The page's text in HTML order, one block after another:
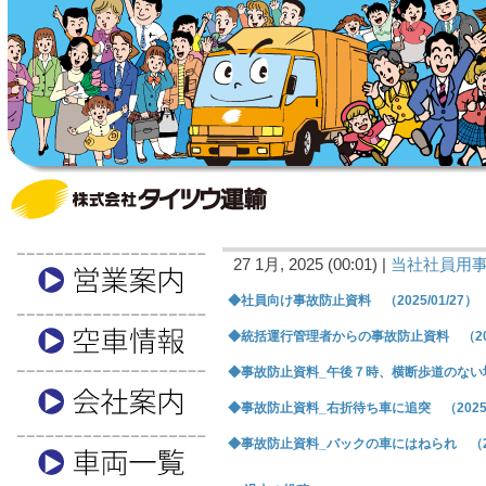
27 1月, 2025 (00:01) | 当社社員用
◆社員向け事故防止資料 （2025/01/27）
◆統括運行管理者からの事故防止資料 （
◆事故防止資料_午後７時、横断歩道のな
◆事故防止資料_右折待ち車に追突 （
◆事故防止資料_バックの車にはねられ （